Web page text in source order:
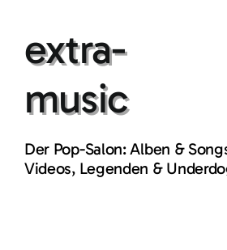
contentextra-
music
Der Pop-Salon: Alben &
Videos, Legenden &